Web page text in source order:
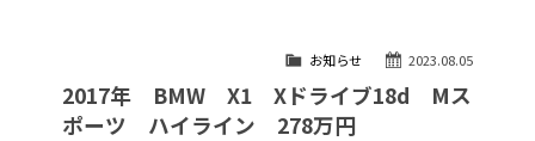
自動車保険
TUCとは？
2023.08.05
お知らせ
2017年 BMW X1 Xドライブ18d Mス
ポーツ ハイライン 278万円